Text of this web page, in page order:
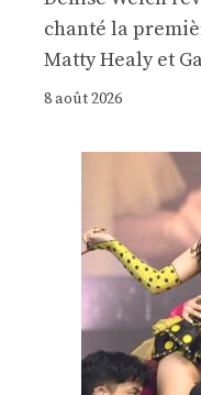
chanté la
Matty Healy et
8 août 2026